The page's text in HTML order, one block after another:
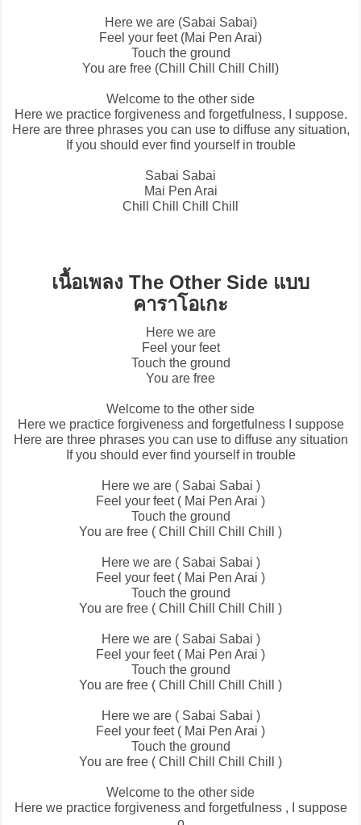
Here we are (Sabai Sabai)
Feel your feet (Mai Pen Arai)
Touch the ground
You are free (Chill Chill Chill Chill)
Welcome to the other side
Here we practice forgiveness and forgetfulness, I suppose.
Here are three phrases you can use to diffuse any situation,
If you should ever find yourself in trouble
Sabai Sabai
Mai Pen Arai
Chill Chill Chill Chill
เนื้อเพลง The Other Side แบบ
คาราโอเกะ
Here we are
Feel your feet
Touch the ground
You are free
Welcome to the other side
Here we practice forgiveness and forgetfulness I suppose
Here are three phrases you can use to diffuse any situation
If you should ever find yourself in trouble
Here we are ( Sabai Sabai )
Feel your feet ( Mai Pen Arai )
Touch the ground
You are free ( Chill Chill Chill Chill )
Here we are ( Sabai Sabai )
Feel your feet ( Mai Pen Arai )
Touch the ground
You are free ( Chill Chill Chill Chill )
Here we are ( Sabai Sabai )
Feel your feet ( Mai Pen Arai )
Touch the ground
You are free ( Chill Chill Chill Chill )
Here we are ( Sabai Sabai )
Feel your feet ( Mai Pen Arai )
Touch the ground
You are free ( Chill Chill Chill Chill )
Welcome to the other side
Here we practice forgiveness and forgetfulness , I suppose